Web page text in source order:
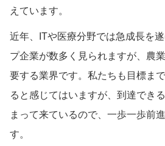
えています。
近年、ITや医療分野では急成長を
プ企業が数多く見られますが、農
要する業界です。私たちも目標ま
ると感じてはいますが、到達でき
まって来ているので、一歩一歩前
す。